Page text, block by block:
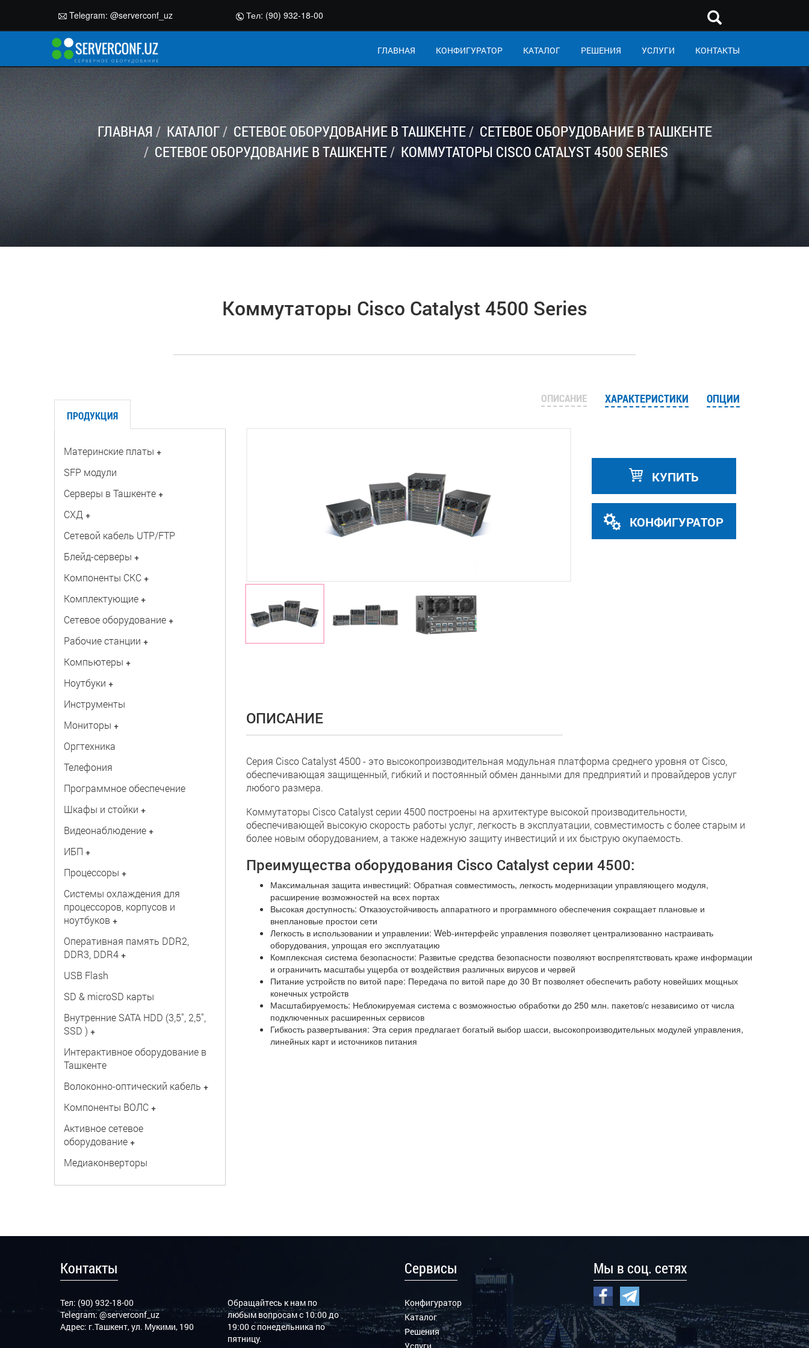
Telegram: @serverconf_uz Тел: (90) 932-18-00
ГЛАВНАЯ КОНФИГУРАТОР КАТАЛОГ РЕШЕНИЯ УСЛУГИ КОНТАКТЫ
ГЛАВНАЯ КАТАЛОГ СЕТЕВОЕ ОБОРУДОВАНИЕ В ТАШКЕНТЕ
СЕТЕВОЕ ОБОРУДОВАНИЕ В ТАШКЕНТЕ
СЕТЕВОЕ ОБОРУДОВАНИЕ В ТАШКЕНТЕ
КОММУТАТОРЫ CISCO CATALYST 4500 SERIES
Коммутаторы Cisco Catalyst 4500 Series
ПРОДУКЦИЯ
Материнские платы +
SFP модули
Серверы в Ташкенте +
СХД +
Сетевой кабель UTP/FTP
Блейд-серверы +
Компоненты СКС +
Комплектующие +
Сетевое оборудование +
Рабочие станции +
Компьютеры +
Ноутбуки +
Инструменты
Мониторы +
Оргтехника
Телефония
Программное обеспечение
Шкафы и стойки +
Видеонаблюдение +
ИБП +
Процессоры +
Системы охлаждения для
процессоров, корпусов и
ноутбуков +
Оперативная память DDR2,
DDR3, DDR4 +
USB Flash
SD & microSD карты
Внутренние SATA HDD (3,5", 2,5",
SSD ) +
Интерактивное оборудование в
Ташкенте
Волоконно-оптический кабель +
Компоненты ВОЛС +
Активное сетевое
оборудование +
Медиаконверторы
ОПИСАНИЕ ХАРАКТЕРИСТИКИ ОПЦИИ
КУПИТЬ
КОНФИГУРАТОР
ОПИСАНИЕ
Серия Cisco Catalyst 4500 - это высокопроизводительная модульная платформа среднего уровня от Cisco,
обеспечивающая защищенный, гибкий и постоянный обмен данными для предприятий и провайдеров услуг
любого размера.
Коммутаторы Cisco Catalyst серии 4500 построены на архитектуре высокой производительности,
обеспечивающей высокую скорость работы услуг, легкость в эксплуатации, совместимость с более старым и
более новым оборудованием, а также надежную защиту инвестиций и их быструю окупаемость.
Преимущества оборудования Cisco Catalyst серии 4500:
Максимальная защита инвестиций: Обратная совместимость, легкость модернизации управляющего модуля,
расширение возможностей на всех портах
Высокая доступность: Отказоустойчивость аппаратного и программного обеспечения сокращает плановые и
внеплановые простои сети
Легкость в использовании и управлении: Web-интерфейс управления позволяет централизованно настраивать
оборудования, упрощая его эксплуатацию
Комплексная система безопасности: Развитые средства безопасности позволяют воспрепятствовать краже информации
и ограничить масштабы ущерба от воздействия различных вирусов и червей
Питание устройств по витой паре: Передача по витой паре до 30 Вт позволяет обеспечить работу новейших мощных
конечных устройств
Масштабируемость: Неблокируемая система с возможностью обработки до 250 млн. пакетов/с независимо от числа
подключенных расширенных сервисов
Гибкость развертывания: Эта серия предлагает богатый выбор шасси, высокопроизводительных модулей управления,
линейных карт и источников питания
Контакты
Тел: (90) 932-18-00
Telegram:@serverconf_uz
Адрес: г.Ташкент, ул. Мукими, 190
Обращайтесь к нам по
любым вопросам с 10:00 до
19:00 с понедельника по
пятницу.
Сервисы
Конфигуратор
Каталог
Решения
Мы в соц. сетях